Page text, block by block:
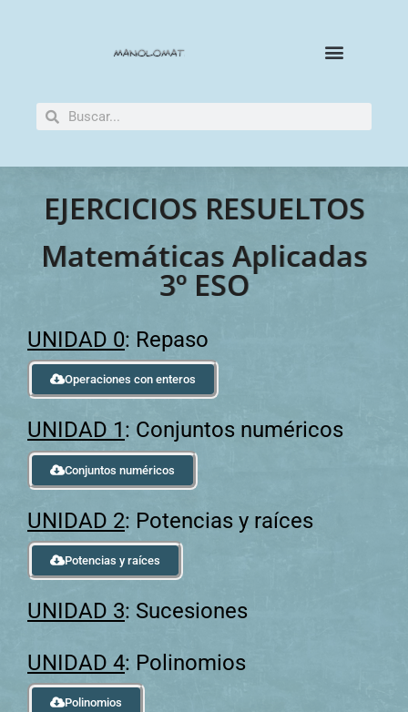
EJERCICIOS RESUELTOS
Matemáticas Aplicadas
3º ESO
UNIDAD 0: Repaso
Operaciones con enteros
UNIDAD 1: Conjuntos numéricos
Conjuntos numéricos
UNIDAD 2: Potencias y raíces
Potencias y raíces
UNIDAD 3: Sucesiones
UNIDAD 4: Polinomios
Polinomios